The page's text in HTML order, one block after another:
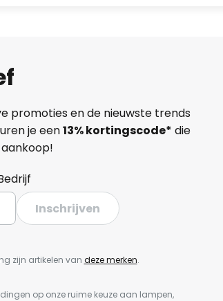
promoties en de nieuwste trends
je een13%kortingscode* die
Inschrijven
zijn artikelen van deze merken.
op onze ruime keuze aan lampen,